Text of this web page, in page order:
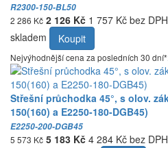
R2300-150-BL50
2 286 Kč 2 126 Kč 1 757 Kč bez DPH
skladem
Koupit
Nejvýhodnější cena za posledních 30
Střešní průchodka 45°, s olov.
150(160) a E2250-180-DGB45)
E2250-200-DGB45
5 573 Kč 5 183 Kč 4 284 Kč bez DPH